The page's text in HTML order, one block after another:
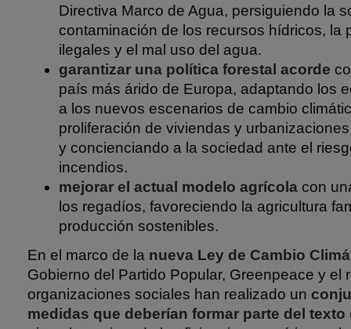
Directiva Marco de Agua, persiguiendo la
contaminación de los recursos hídricos, la
ilegales y el mal uso del agua.
garantizar una política forestal acorde
país más árido de Europa, adaptando los
a los nuevos escenarios de cambio
proliferación de viviendas y
y concienciando a la sociedad ante el
incendios.
mejorar el actual modelo agrícola con
los regadíos, favoreciendo la agricultura
producción sostenibles.
En el marco de la nueva Ley de Cambio
Gobierno del Partido Popular, Greenpeace y el
organizaciones sociales han realizado un
medidas que deberían formar parte del texto